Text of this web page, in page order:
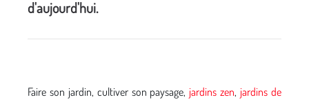
d'aujourd'hui.
Faire son jardin, cultiver son paysage, jardins zen, jardins de